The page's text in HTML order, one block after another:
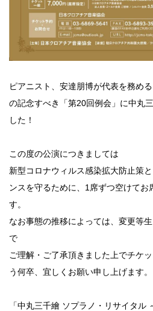
ピアニスト、安達朋博が代表を務め
の記念すべき「第20回例会」に中丸
した！
この度の公演につきましては
新型コロナウィルス感染拡大防止策
ンスを守るために、1席ずつ空けて
す。
なお事態の推移によっては、変更等
で
ご理解・ご了承頂きました上でチケ
う何卒、宜しくお願い申し上げます。
「中丸三千繪 ソプラノ・リサイタル